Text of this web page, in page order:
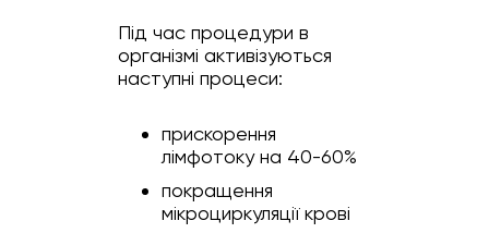
Під час процедури в
організмі активізуються
наступні процеси:
прискорення
лімфотоку на 40-60%
покращення
мікроциркуляції крові